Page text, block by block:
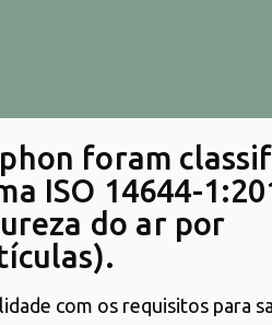
foram
ISO 14644-
do ar por
com os requisitos para